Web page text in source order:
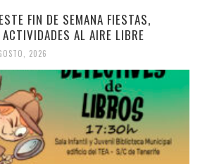
FIN DE SEMANA FIESTAS,
AL AIRE LIBRE
2026